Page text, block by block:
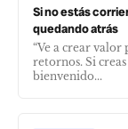
Si no estás
quedando atrás
“Ve a crear
retornos. Si
bienvenido...